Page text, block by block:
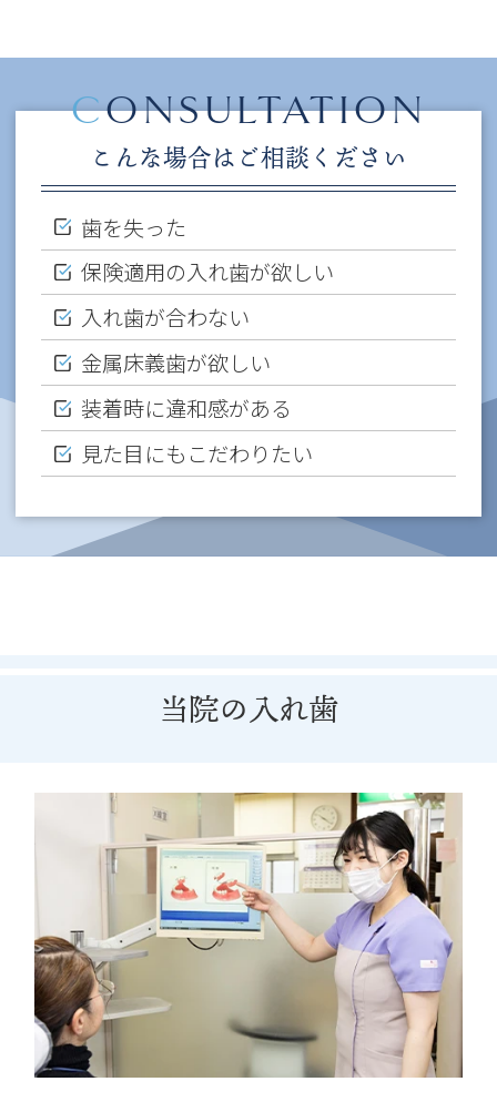
CONSULTATION
こんな場合はご相談ください
歯を失った
保険適用の入れ歯が欲しい
入れ歯が合わない
金属床義歯が欲しい
装着時に違和感がある
見た目にもこだわりたい
当院の入れ歯